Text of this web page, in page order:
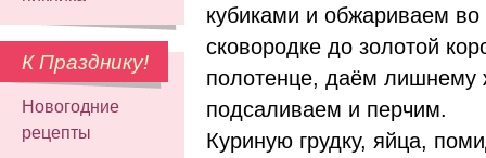
К Празднику!
Новогодние
рецепты
кубиками и обжариваем
сковородке до золотой
полотенце, даём лишнему
подсаливаем и перчим.
Куриную грудку, яйца,